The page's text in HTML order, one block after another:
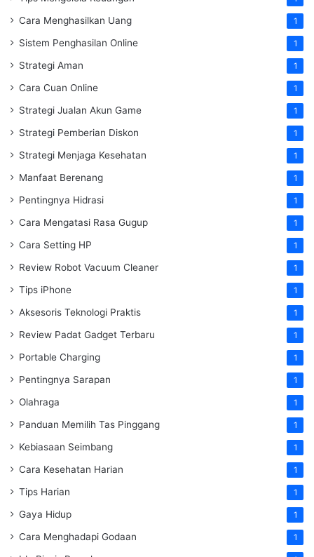
Cara Menghasilkan Uang 1
Sistem Penghasilan Online 1
Strategi Aman 1
Cara Cuan Online 1
Strategi Jualan Akun Game 1
Strategi Pemberian Diskon 1
Strategi Menjaga Kesehatan 1
Manfaat Berenang 1
Pentingnya Hidrasi 1
Cara Mengatasi Rasa Gugup 1
Cara Setting HP 1
Review Robot Vacuum Cleaner 1
Tips iPhone 1
Aksesoris Teknologi Praktis 1
Review Padat Gadget Terbaru 1
Portable Charging 1
Pentingnya Sarapan 1
Olahraga 1
Panduan Memilih Tas Pinggang 1
Kebiasaan Seimbang 1
Cara Kesehatan Harian 1
Tips Harian 1
Gaya Hidup 1
Cara Menghadapi Godaan 1